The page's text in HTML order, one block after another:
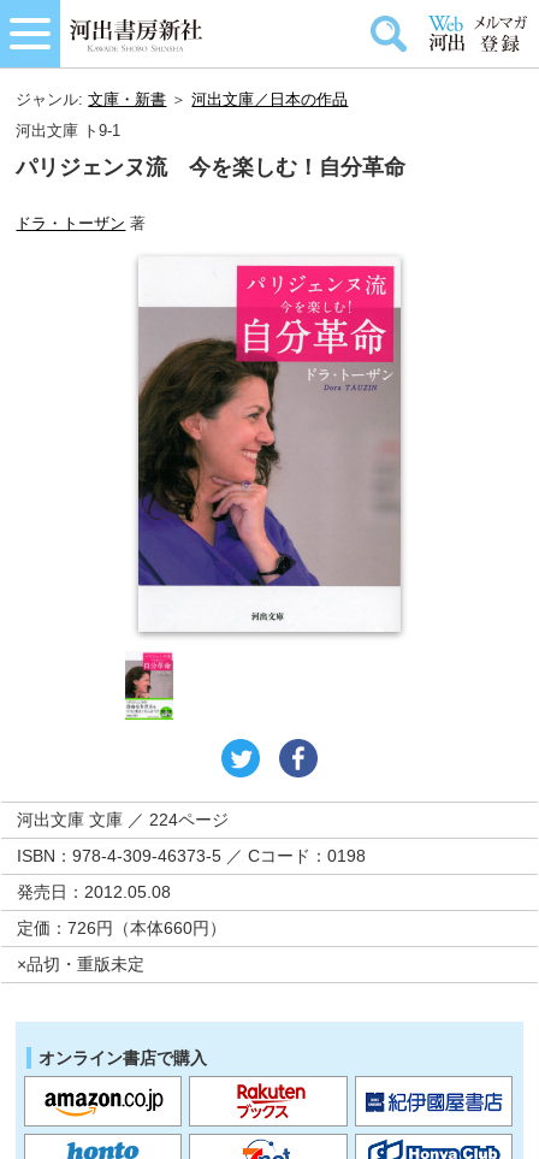
ジャンル:文庫・新書 ＞河出文庫／日本の作品
河出文庫 ト9-1
パリジェンヌ流 今を楽しむ！自分革命
ドラ・トーザン 著
河出文庫 文庫 ／ 224ページ
ISBN：978-4-309-46373-5 ／ Cコード：0198
発売日：2012.05.08
定価：726円（本体660円）
×品切・重版未定
オンライン書店で購入